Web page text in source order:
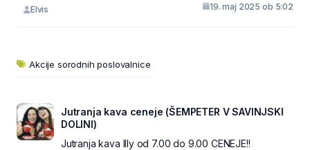
Elvis 19. maj 2025 ob 5:02
Akcije sorodnih poslovalnice
Jutranja kava ceneje (ŠEMPETER V SAVINJSKI
DOLINI)
Jutranja kava Illy od 7.00 do 9.00 CENEJE!!